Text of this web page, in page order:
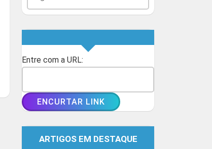
Entre com a URL:
ARTIGOS EM DESTAQUE